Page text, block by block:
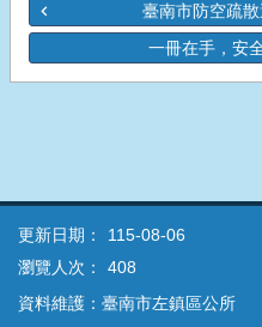
臺南市防空疏
一冊在手，安
更新日期：
115-08-06
瀏覽人次：
408
資料維護：臺南市左鎮區公所